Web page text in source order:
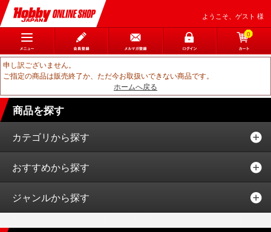
ようこそ、ゲスト 様
0
申し訳ございません。
ご指定の商品は販売終了か、ただ今お取扱いできない商品です。
ホームへ戻る
商品を探す
カテゴリから探す
おすすめから探す
ジャンルから探す